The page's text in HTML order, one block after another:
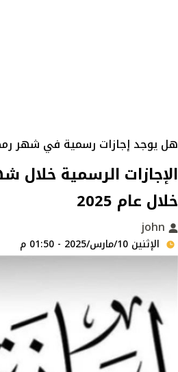
هل يوجد إجازات رسمية في شهر
الإجازات الرسمية خلال
خلال عام 2025
الإثنين 10/مارس/2025 - 01:50 م